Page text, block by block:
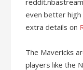
even better high
extra details on
The Mavericks
players like the